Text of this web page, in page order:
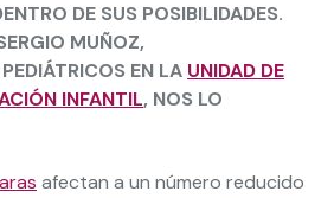
DE SUS POSIBILIDADES.
MUÑOZ,
EN LA UNIDAD DE
INFANTIL, NOS LO
afectan a un número reducido